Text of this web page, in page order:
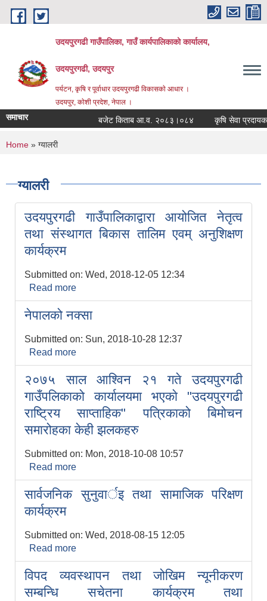
Skip to main content
उदयपुरगढी गाउँपालिका, गाउँ कार्यपालिकाको कार्यालय,
उदयपुरगढी, उदयपुर
पर्यटन, कृषि र पूर्वाधार उदयपुरगढी विकासकाे आधार ।
उदयपुर, काेशी प्रदेश, नेपाल ।
समाचार बजेट किताब आ.व. २०८३।०८४ कृषि सेवा
You are here
Home » ग्यालरी
ग्यालरी
उदयपुरगढी गाउँपालिकाद्वारा आयोजित नेतृत्व
तथा संस्थागत बिकास तालिम एवम् अनुशिक्षण
कार्यक्रम
Submitted on: Wed, 2018-12-05 12:34
Read more
तथा संस्थागत बिकास तालिम एवम् अनुशिक्षण
कार्यक्रम
नेपालको नक्सा
Submitted on: Sun, 2018-10-28 12:37
Read more
२०७५ साल आश्विन २१ गते उदयपुरगढी
गाउँपलिकाको कार्यालयमा भएकाे "उदयपुरगढी
राष्ट्रिय साप्ताहिक" पत्रिकाको बिमोचन
समारोहका केही झलकहरु
Submitted on: Mon, 2018-10-08 10:57
Read more
गाउँपलिकाको कार्यालयमा भएकाे "उदयपुरगढी
राष्ट्रिय साप्ताहिक" पत्रिकाको बिमोचन समारोहका
सार्वजनिक सुनुवार्इ तथा सामाजिक परिक्षण
कार्यक्रम
Submitted on: Wed, 2018-08-15 12:05
Read more
कार्यक्रम
विपद व्यवस्थापन तथा जोखिम न्यूनीकरण
सम्बन्धि सचेतना कार्यक्रम तथा